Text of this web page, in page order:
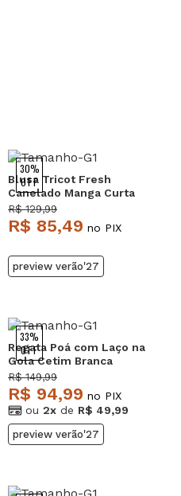
30%
OFF
Blusa Tricot Fresh
Canelado Manga Curta
Verde Salvatore
R$ 129,99
R$ 85,49 no PIX
preview verão'27
33%
OFF
Regata Poá com Laço na
Gola Cetim Branca
Salvatore
R$ 149,99
R$ 94,99 no PIX
ou 2x de R$ 49,99
preview verão'27